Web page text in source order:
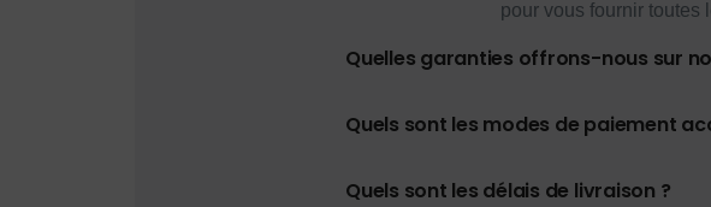
pour vous fournir toutes
Quelles garanties offrons-nous sur
Quels sont les modes de paiement
Quels sont les délais de livraison ?